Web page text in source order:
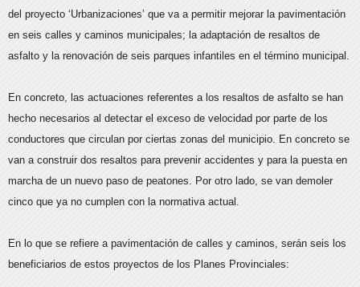
del proyecto ‘Urbanizaciones’ que va a permitir mejorar la pavimentación
en seis calles y caminos municipales; la adaptación de resaltos de
asfalto y la renovación de seis parques infantiles en el término municipal.
En concreto, las actuaciones referentes a los resaltos de asfalto se han
hecho necesarios al detectar el exceso de velocidad por parte de los
conductores que circulan por ciertas zonas del municipio. En concreto se
van a construir dos resaltos para prevenir accidentes y para la puesta en
marcha de un nuevo paso de peatones. Por otro lado, se van demoler
cinco que ya no cumplen con la normativa actual.
En lo que se refiere a pavimentación de calles y caminos, serán seis los
beneficiarios de estos proyectos de los Planes Provinciales: